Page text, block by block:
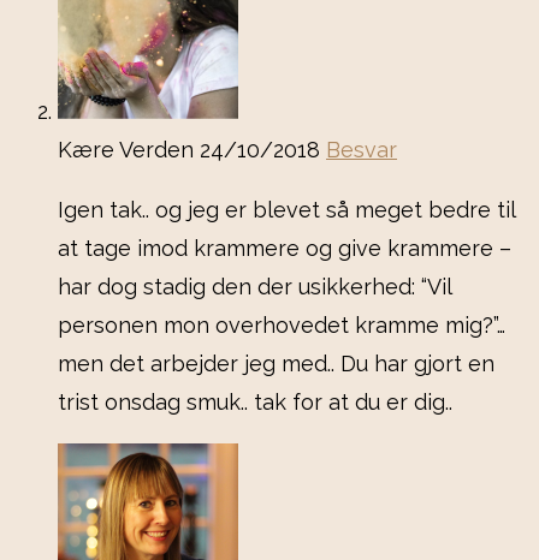
Kære Verden 24/10/2018 Besvar
Igen tak.. og jeg er blevet så meget bedre til
at tage imod krammere og give krammere –
har dog stadig den der usikkerhed: “Vil
personen mon overhovedet kramme mig?”…
men det arbejder jeg med.. Du har gjort en
trist onsdag smuk.. tak for at du er dig..